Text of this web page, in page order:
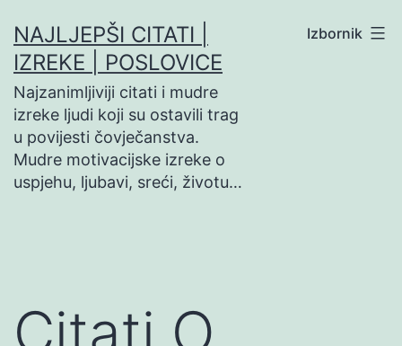
na
sadržaj
NAJLJEPŠI CITATI |
IZREKE | POSLOVICE
Najzanimljiviji citati i mudre
izreke ljudi koji su ostavili trag
u povijesti čovječanstva.
Mudre motivacijske izreke o
uspjehu, ljubavi, sreći, životu…
Izbornik
Citati O